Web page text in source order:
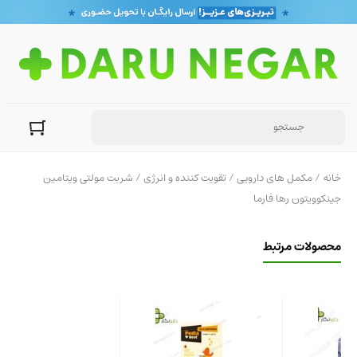
خانه /مکمل های دارویی/تقویت کننده و انرژی/ شربت مولتی ویتامین
جینکوویتون رها فارما
محصولات مرتبط